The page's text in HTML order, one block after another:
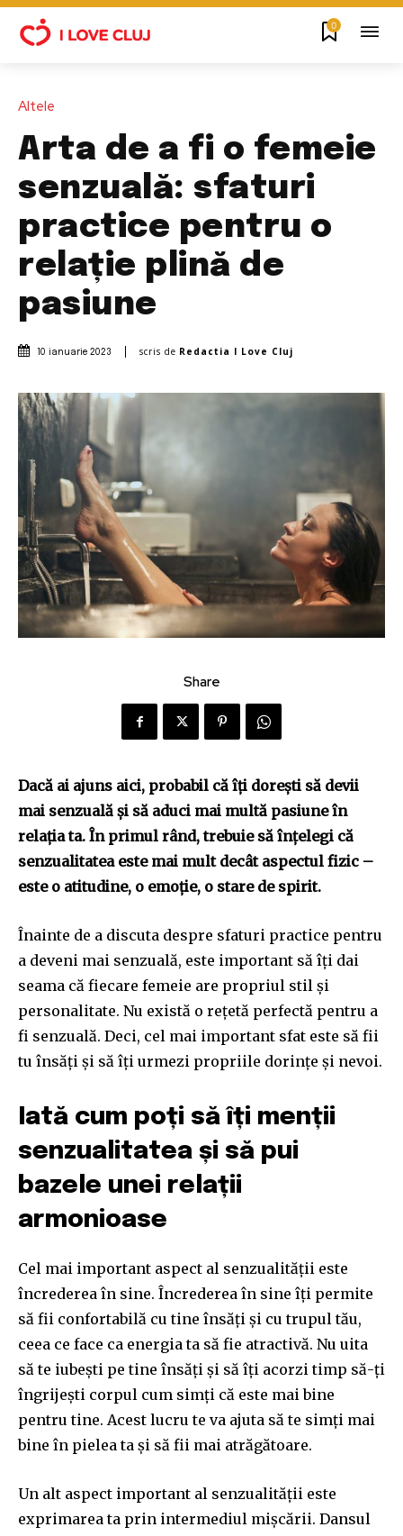
0
Altele
Arta de a fi o femeie
senzuală: sfaturi
practice pentru o
relație plină de
pasiune
10 ianuarie 2023 scris de Redactia I Love Cluj
Share
Dacă ai ajuns aici, probabil că îți dorești să devii
mai senzuală și să aduci mai multă pasiune în
relația ta. În primul rând, trebuie să înțelegi că
senzualitatea este mai mult decât aspectul fizic –
este o atitudine, o emoție, o stare de spirit.
Înainte de a discuta despre sfaturi practice pentru
a deveni mai senzuală, este important să îți dai
seama că fiecare femeie are propriul stil și
personalitate. Nu există o rețetă perfectă pentru a
fi senzuală. Deci, cel mai important sfat este să fii
tu însăți și să îți urmezi propriile dorințe și nevoi.
Iată cum poți să îți menții
senzualitatea și să pui
bazele unei relații
armonioase
Cel mai important aspect al senzualității este
încrederea în sine. Încrederea în sine îți permite
să fii confortabilă cu tine însăți și cu trupul tău,
ceea ce face ca energia ta să fie atractivă. Nu uita
să te iubești pe tine însăți și să îți acorzi timp să-ți
îngrijești corpul cum simți că este mai bine
pentru tine. Acest lucru te va ajuta să te simți mai
bine în pielea ta și să fii mai atrăgătoare.
Un alt aspect important al senzualității este
exprimarea ta prin intermediul mișcării. Dansul